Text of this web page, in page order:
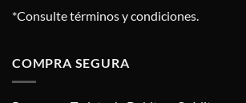
*Consulte términos y condiciones.
COMPRA SEGURA